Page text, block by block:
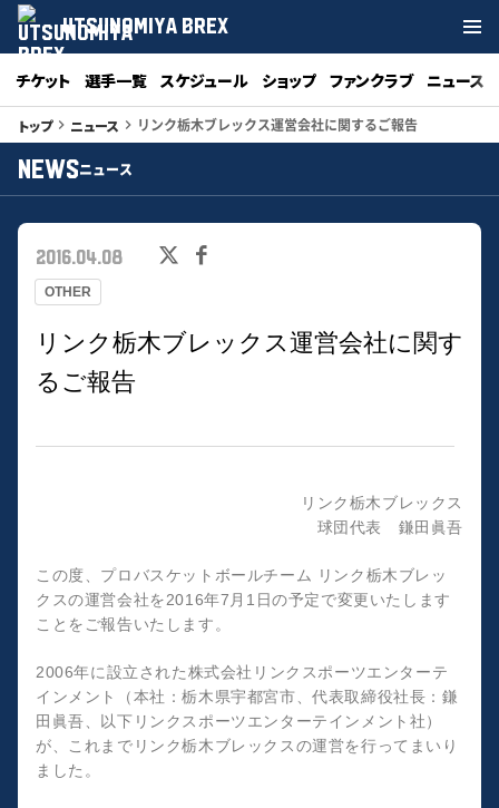
UTSUNOMIYA BREX
チケット 選手一覧 スケジュール ショップ ファンクラブ ニュース
トップkeyboard_arrow_right ニュース keyboard_arrow_right リンク栃木ブレックス運営会社に関するご報告
NEWSニュース
OTHER
2016.04.08
リンク栃木ブレックス運営会社に関す
るご報告
リンク栃木ブレックス
球団代表 鎌田眞吾
この度、プロバスケットボールチーム リンク栃木ブレッ
クスの運営会社を2016年7月1日の予定で変更いたします
ことをご報告いたします。
2006年に設立された株式会社リンクスポーツエンターテ
インメント（本社：栃木県宇都宮市、代表取締役社長：鎌
田眞吾、以下リンクスポーツエンターテインメント社）
が、これまでリンク栃木ブレックスの運営を行ってまいり
ました。